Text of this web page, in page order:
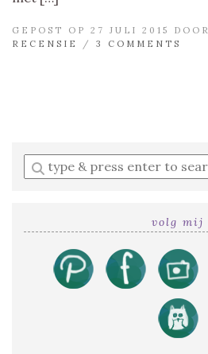
GEPOST OP 27 JULI 2015
RECENSIE
/ 3 COMMENTS
Enter
a
volg mij